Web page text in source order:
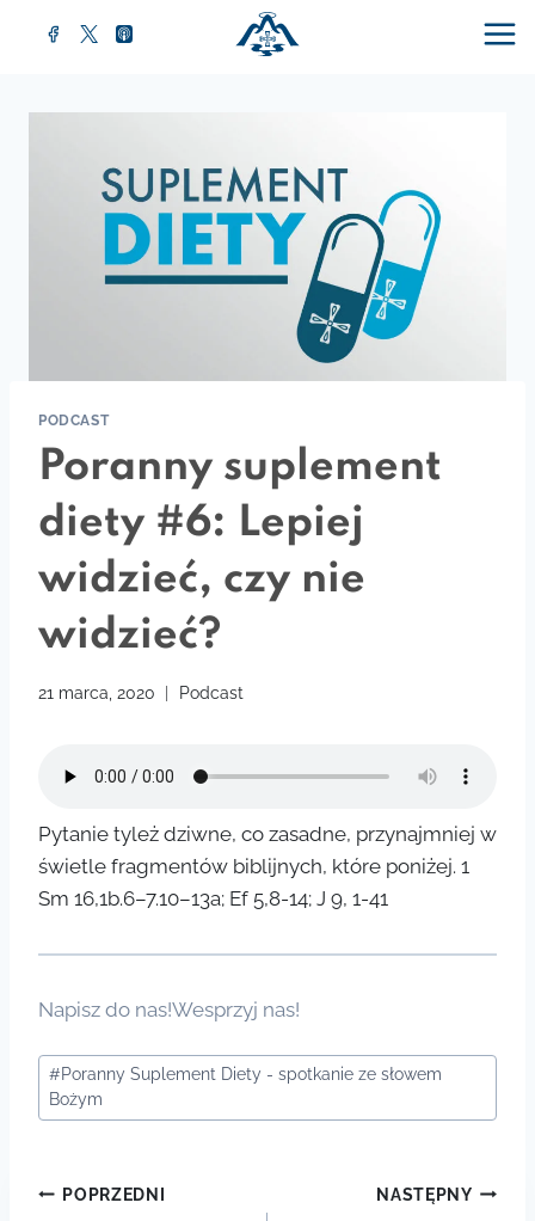
PODCAST
Poranny suplement
diety #6: Lepiej
widzieć, czy nie
widzieć?
21 marca, 2020 Podcast
Pytanie tyleż dziwne, co zasadne, przynajmniej w
świetle fragmentów biblijnych, które poniżej. 1
Sm 16,1b.6–7.10–13a; Ef 5,8-14; J 9, 1-41
Napisz do nas!Wesprzyj nas!
Tagi
wpisu:
#Poranny Suplement Diety - spotkanie ze słowem
Bożym
Nawigacja
POPRZEDNI NASTĘPNY